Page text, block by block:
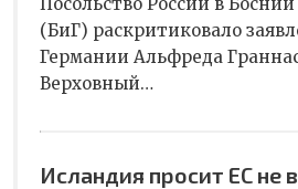
(БиГ) раскритиковало
Германии Альфреда
Верховный…
Исландия просит ЕС не